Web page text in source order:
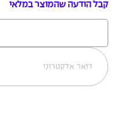
קבל הודעה שהמוצר במלאי